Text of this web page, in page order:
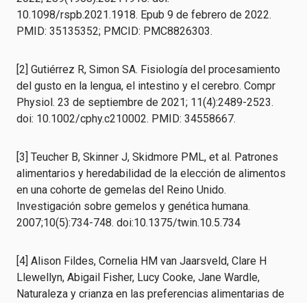
10.1098/rspb.2021.1918. Epub 9 de febrero de 2022.
PMID: 35135352; PMCID: PMC8826303.
[2] Gutiérrez R, Simon SA. Fisiología del procesamiento
del gusto en la lengua, el intestino y el cerebro. Compr
Physiol. 23 de septiembre de 2021; 11(4):2489-2523.
doi: 10.1002/cphy.c210002. PMID: 34558667.
[3] Teucher B, Skinner J, Skidmore PML, et al. Patrones
alimentarios y heredabilidad de la elección de alimentos
en una cohorte de gemelas del Reino Unido.
Investigación sobre gemelos y genética humana.
2007;10(5):734-748. doi:10.1375/twin.10.5.734
[4] Alison Fildes, Cornelia HM van Jaarsveld, Clare H
Llewellyn, Abigail Fisher, Lucy Cooke, Jane Wardle,
Naturaleza y crianza en las preferencias alimentarias de